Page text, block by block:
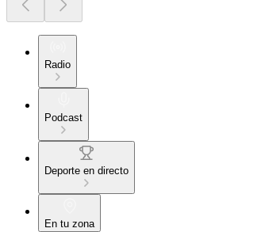
Radio
Podcast
Deporte en directo
En tu zona